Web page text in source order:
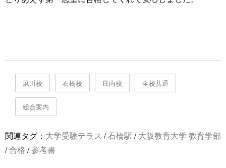
夙川校 石橋校 庄内校 全校共通
総合案内
関連タグ： 大学受験テラス /石橋駅 /大阪教育大学 教育学部
/合格 /参考書